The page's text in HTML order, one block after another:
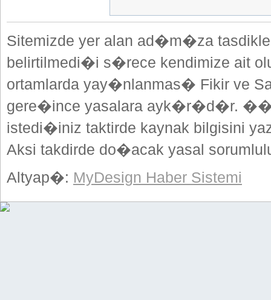
Sitemizde yer alan ad�m�za
belirtilmedi�i s�rece kendimize ait
ortamlarda yay�nlanmas� Fikir ve
gere�ince yasalara ayk�r�d�r.
istedi�iniz taktirde kaynak bilgisini
Aksi takdirde do�acak yasal
Altyap�: MyDesign Haber Sistemi